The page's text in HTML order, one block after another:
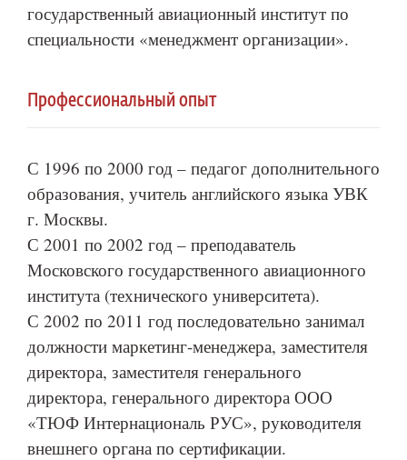
государственный авиационный институт по
специальности «менеджмент организации».
Профессиональный опыт
С 1996 по 2000 год – педагог дополнительного
образования, учитель английского языка УВК
г. Москвы.
С 2001 по 2002 год – преподаватель
Московского государственного авиационного
института (технического университета).
С 2002 по 2011 год последовательно занимал
должности маркетинг-менеджера, заместителя
директора, заместителя генерального
директора, генерального директора ООО
«ТЮФ Интернациональ РУС», руководителя
внешнего органа по сертификации.